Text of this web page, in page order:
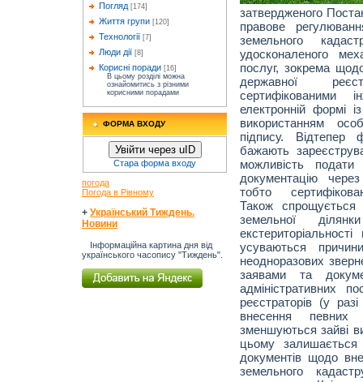
Погляд [174]
Життя групи [120]
Технології [7]
Люди дії [8]
Корисні поради [16]
В цьому розділі можна
ознайомитись з різними
корисними порадами
ФОРМА ВХОДУ
Увійти через uID
Стара форма входу
погода
Погода в Рівному
+ Український Тиждень.
Новини
Інформаційна картина дня від
українського часопису "Тиждень".
затвердженого
правове
земельного
удосконаленого
послуг, зокрема
державної
сертифікованими
електронній формі
використанням
підпису. Відтепер
бажають
можливість
документацію
тобто
Також спрощується
земельної
усуваються
неодноразових
заявами та
адміністративних
реєстраторів (у
внесення
зменшуються зайві
цьому залишається
документів щодо
земельного